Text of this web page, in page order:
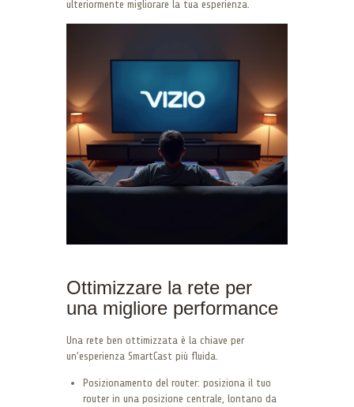
ulteriormente migliorare la tua esperienza.
Ottimizzare la rete per
una migliore performance
Una rete ben ottimizzata è la chiave per
un’esperienza SmartCast più fluida.
Posizionamento del router: posiziona il tuo
router in una posizione centrale, lontano da